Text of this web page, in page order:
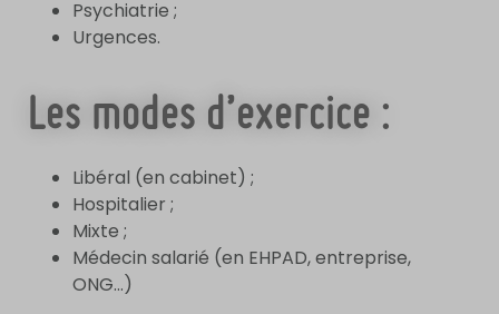
Psychiatrie ;
Urgences.
Les modes d’exercice :
Libéral (en cabinet) ;
Hospitalier ;
Mixte ;
Médecin salarié (en EHPAD, entreprise,
ONG…)